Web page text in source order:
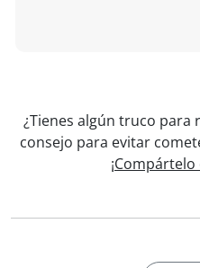
¿Tienes algún truco para
consejo para evitar